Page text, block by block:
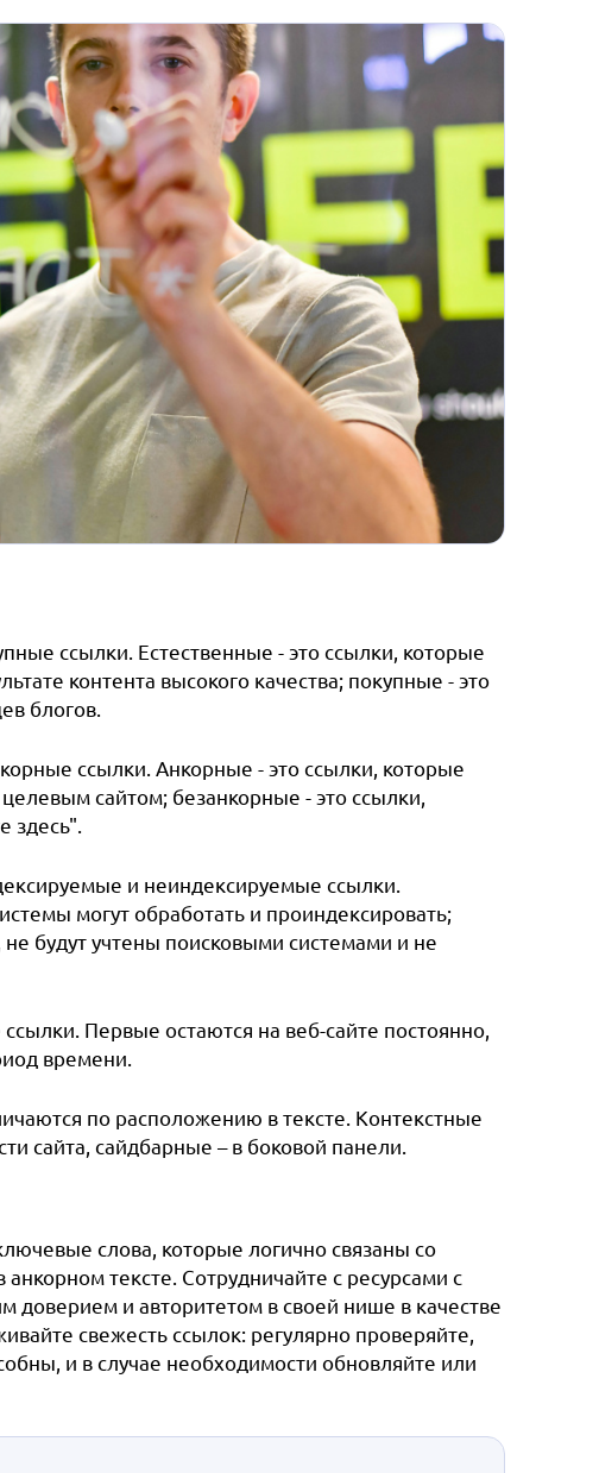
ссылки. Естественные - это ссылки, которые
контента высокого качества; покупные - это
блогов.
ссылки. Анкорные - это ссылки, которые
сайтом; безанкорные - это ссылки,
и неиндексируемые ссылки.
могут обработать и проиндексировать;
будут учтены поисковыми системами и не
Первые остаются на веб-сайте постоянно,
времени.
по расположению в тексте. Контекстные
сайта, сайдбарные – в боковой панели.
слова, которые логично связаны со
тексте. Сотрудничайте с ресурсами с
доверием и авторитетом в своей нише в качестве
свежесть ссылок: регулярно проверяйте,
и в случае необходимости обновляйте или